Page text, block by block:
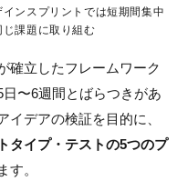
インスプリントでは短期間集中
じ課題に取り組む
確立したフレームワーク
〜6週間とばらつきがあ
イデアの検証を目的に、
タイプ・テストの5つのプ
す。